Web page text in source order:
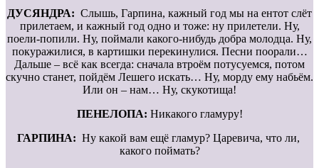
ДУСЯНДРА: Слышь, Гарпина, кажный год мы на ентот слёт
прилетаем, и кажный год одно и тоже: ну прилетели. Ну,
поели-попили. Ну, поймали какого-нибудь добра молодца. Ну,
покуражилися, в картишки перекинулися. Песни поорали…
Дальше – всё как всегда: сначала втроём потусуемся, потом
скучно станет, пойдём Лешего искать… Ну, морду ему набьём.
Или он – нам… Ну, скукотища!
ПЕНЕЛОПА: Никакого гламуру!
ГАРПИНА: Ну какой вам ещё гламур? Царевича, что ли,
какого поймать?